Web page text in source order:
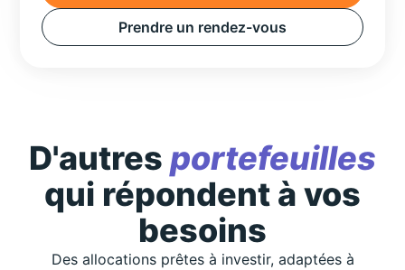
Prendre un rendez-vous
D'autres portefeuilles
qui répondent à vos
besoins
Des allocations prêtes à investir, adaptées à